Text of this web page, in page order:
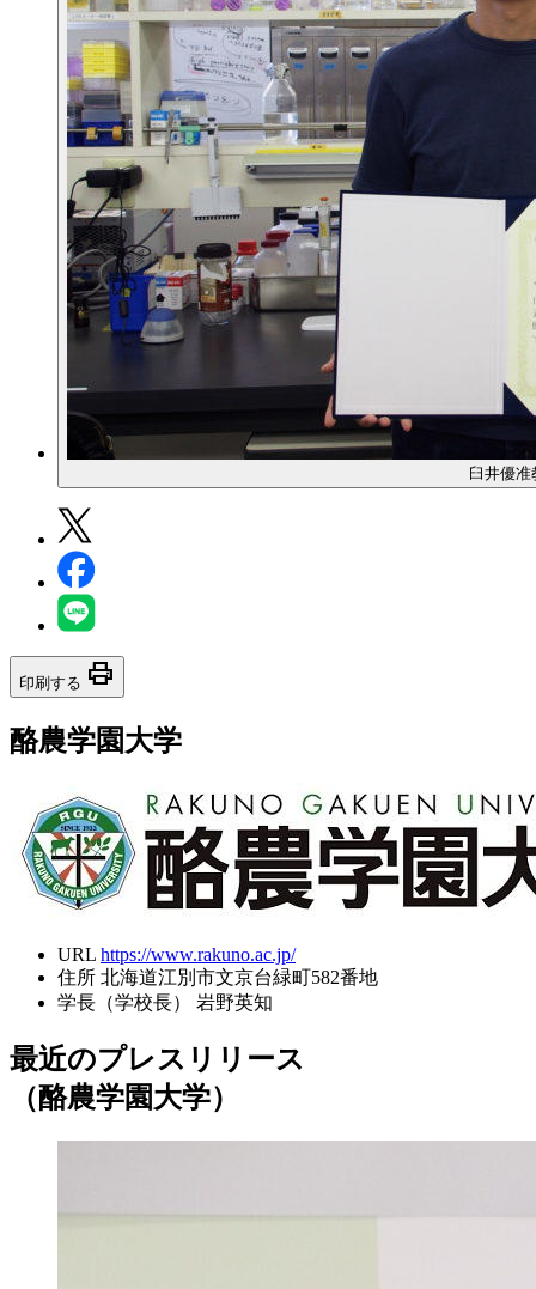
臼井優准
印刷する print
酪農学園大学
URL https://www.rakuno.ac.jp/
住所 北海道江別市文京台緑町582番地
学長（学校長）
岩野英知
最近のプレスリリース
（酪農学園大学）